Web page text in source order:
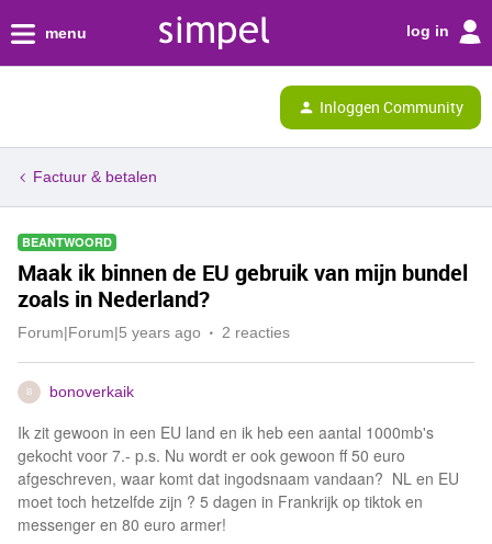
menu log in
Inloggen Community
Factuur & betalen
BEANTWOORD
Maak ik binnen de EU gebruik van mijn bundel
zoals in Nederland?
Forum|Forum|5 years ago 2 reacties
B bonoverkaik
Ik zit gewoon in een EU land en ik heb een aantal 1000mb's
gekocht voor 7.- p.s. Nu wordt er ook gewoon ff 50 euro
afgeschreven, waar komt dat ingodsnaam vandaan? NL en EU
moet toch hetzelfde zijn ? 5 dagen in Frankrijk op tiktok en
messenger en 80 euro armer!